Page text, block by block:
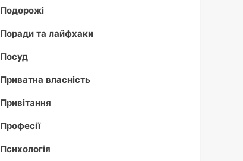
Подорожі
Поради та лайфхаки
Посуд
Приватна власність
Привітання
Професії
Психологія